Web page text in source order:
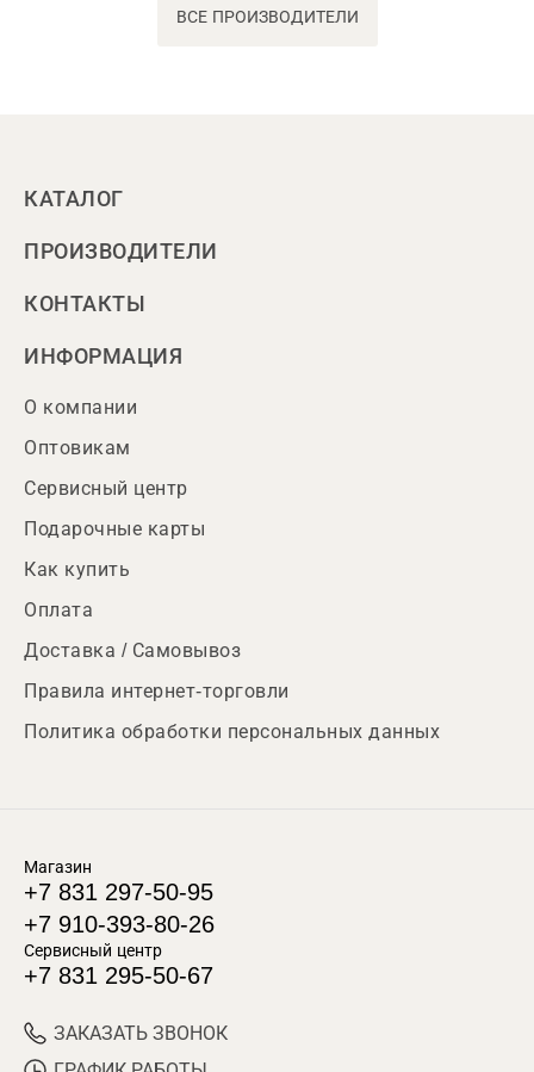
ВСЕ ПРОИЗВОДИТЕЛИ
КАТАЛОГ
ПРОИЗВОДИТЕЛИ
КОНТАКТЫ
ИНФОРМАЦИЯ
О компании
Оптовикам
Сервисный центр
Подарочные карты
Как купить
Оплата
Доставка / Самовывоз
Правила интернет-торговли
Политика обработки персональных данных
Магазин
+7 831 297-50-95
+7 910-393-80-26
Сервисный центр
+7 831 295-50-67
ЗАКАЗАТЬ ЗВОНОК